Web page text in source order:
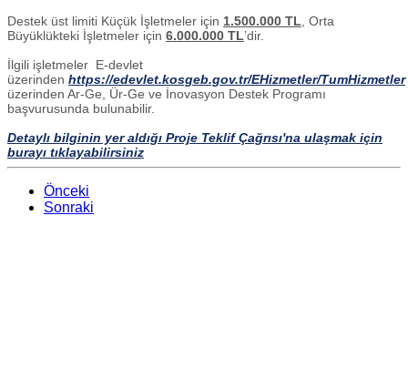
Destek üst limiti Küçük İşletmeler için 1.500.000 TL , Orta
Büyüklükteki İşletmeler için 6.000.000 TL’dir.
İlgili işletmeler E-devlet
üzerinden https://edevlet.kosgeb.gov.tr/EHizmetler/TumHizmetler
üzerinden Ar-Ge, Ür-Ge ve İnovasyon Destek Programı
başvurusunda bulunabilir.
Detaylı bilginin yer aldığı Proje Teklif Çağrısı'na ulaşmak için
burayı tıklayabilirsiniz
Önceki
Sonraki